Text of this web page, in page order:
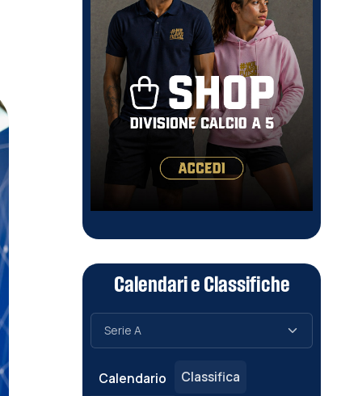
Calendari e Classifiche
Calendario Classifica